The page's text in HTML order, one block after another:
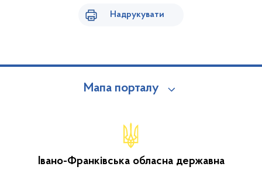
Надрукувати
Мапа порталу
Івано-Франківська обласна державна